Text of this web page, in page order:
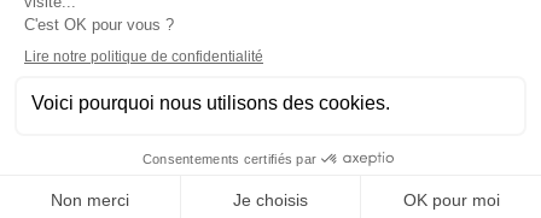
Mention légales
Conditions générales de vente
Paiement sécurisé